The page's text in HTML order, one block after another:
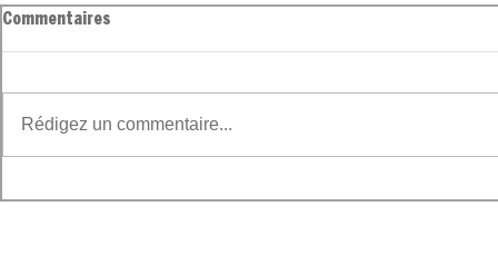
Commentaires
Rédigez un commentaire...